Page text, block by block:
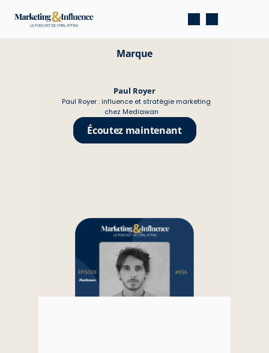
Marque
Paul Royer : influence et stratégie marketing
chez Mediawan
Paul Royer
Écoutez maintenant